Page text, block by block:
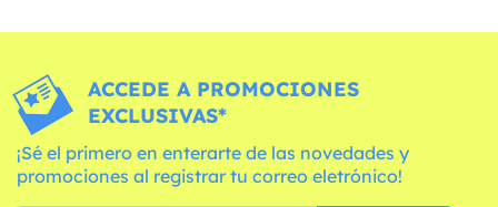
ACCEDE A PROMOCIONES
EXCLUSIVAS*
¡Sé el primero en enterarte de las novedades y
promociones al registrar tu correo eletrónico!